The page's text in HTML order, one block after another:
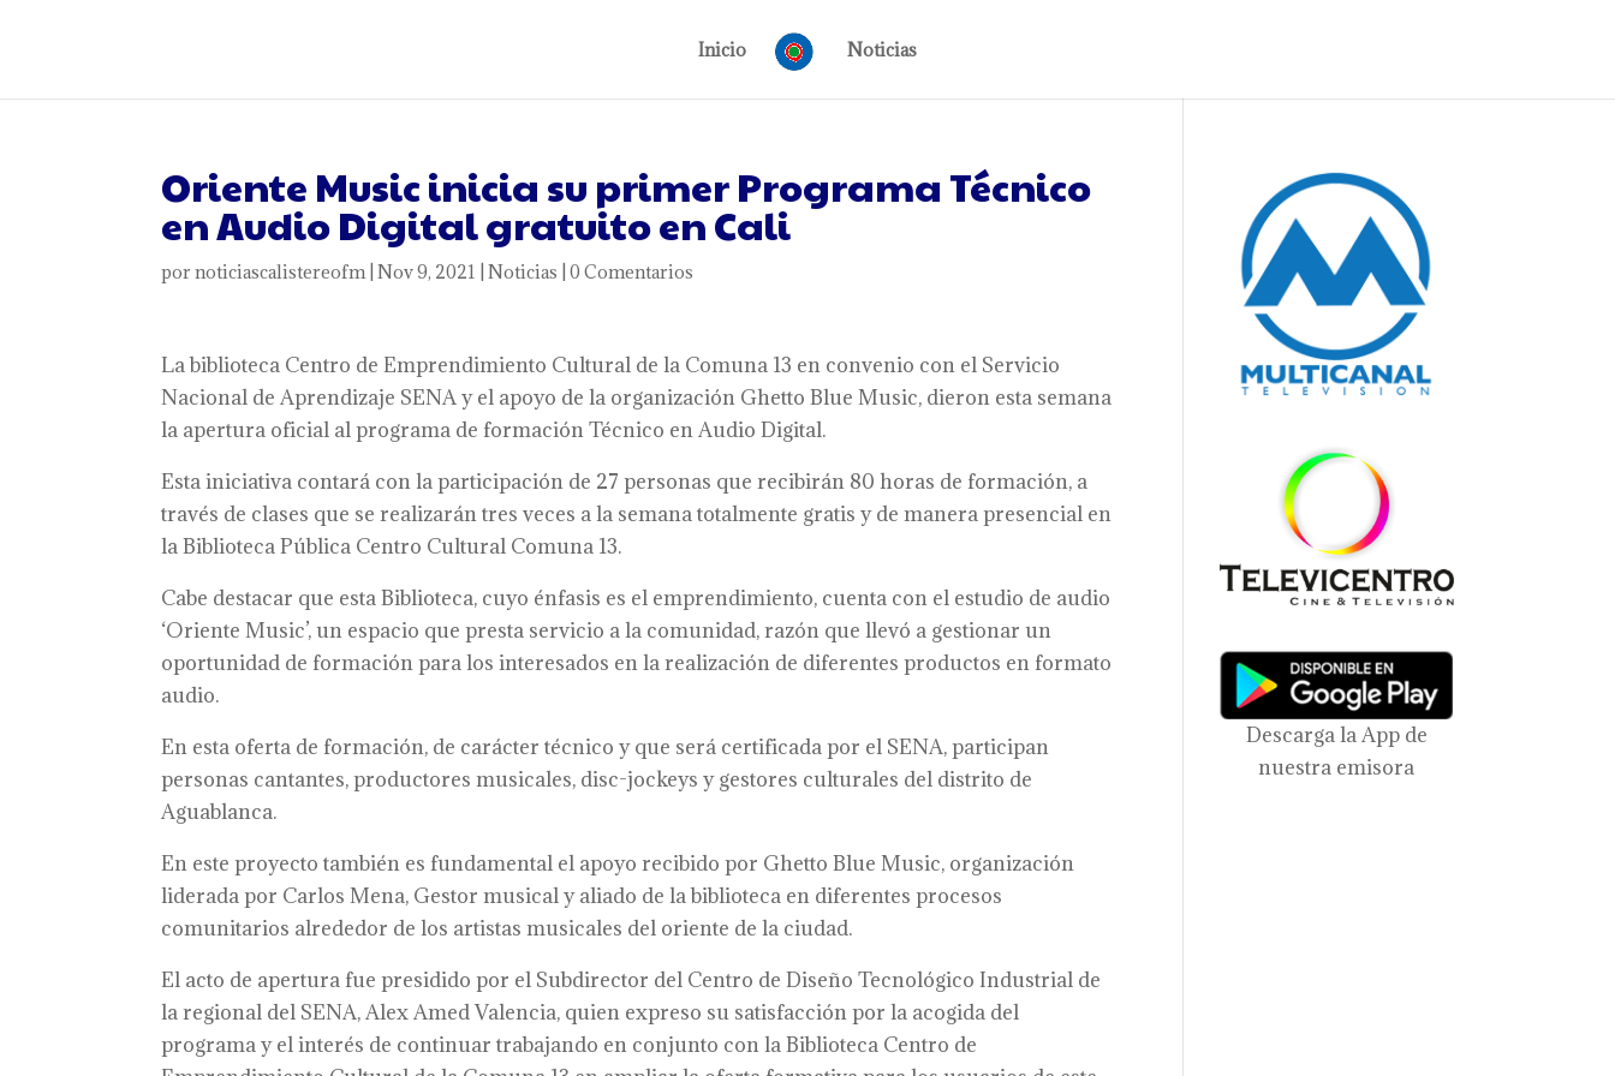
Inicio Noticias
Oriente Music inicia su primer Programa Técnico
en Audio Digital gratuito en Cali
pornoticiascalistereofm|Nov 9, 2021 |Noticias |0 Comentarios
La biblioteca Centro de Emprendimiento Cultural de la Comuna 13 en convenio con el Servicio
Nacional de Aprendizaje SENA y el apoyo de la organización Ghetto Blue Music, dieron esta semana
la apertura oficial al programa de formación Técnico en Audio Digital.
Esta iniciativa contará con la participación de 27 personas que recibirán 80 horas de formación, a
través de clases que se realizarán tres veces a la semana totalmente gratis y de manera presencial en
la Biblioteca Pública Centro Cultural Comuna 13.
Cabe destacar que esta Biblioteca, cuyo énfasis es el emprendimiento, cuenta con el estudio de audio
‘Oriente Music’, un espacio que presta servicio a la comunidad, razón que llevó a gestionar un
oportunidad de formación para los interesados en la realización de diferentes productos en formato
audio.
En esta oferta de formación, de carácter técnico y que será certificada por el SENA, participan
personas cantantes, productores musicales, disc-jockeys y gestores culturales del distrito de
Aguablanca.
En este proyecto también es fundamental el apoyo recibido por Ghetto Blue Music, organización
liderada por Carlos Mena, Gestor musical y aliado de la biblioteca en diferentes procesos
comunitarios alrededor de los artistas musicales del oriente de la ciudad.
El acto de apertura fue presidido por el Subdirector del Centro de Diseño Tecnológico Industrial de
la regional del SENA, Alex Amed Valencia, quien expreso su satisfacción por la acogida del
programa y el interés de continuar trabajando en conjunto con la Biblioteca Centro de
Descarga la App de
nuestra emisora